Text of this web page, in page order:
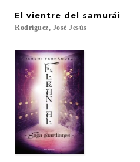
El vientre del samurái
Rodríguez, José Jesús